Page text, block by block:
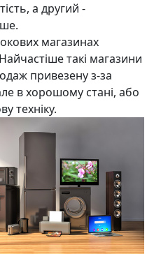
а другий -
магазинах
такі магазини
привезену з-за
в хорошому стані, або
техніку.